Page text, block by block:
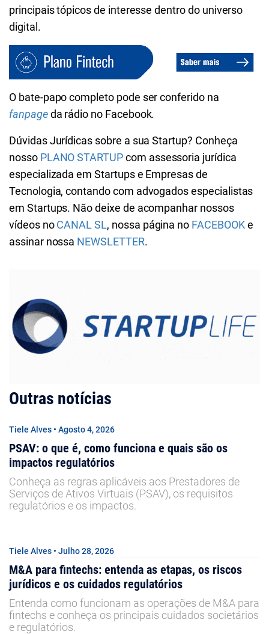
principais tópicos de interesse dentro do universo
digital.
O bate-papo completo pode ser conferido na
fanpageda rádio no Facebook.
Dúvidas Jurídicas sobre a sua Startup? Conheça
nosso PLANO STARTUPcom assessoria jurídica
especializada em Startups e Empresas de
Tecnologia, contando com advogados especialistas
em Startups. Não deixe de acompanhar nossos
vídeos noCANAL SL, nossa página no FACEBOOKe
assinar nossa NEWSLETTER.
Outras notícias
Tiele Alves • Agosto 4, 2026
PSAV: o que é, como funciona e quais são os
impactos regulatórios
Conheça as regras aplicáveis aos Prestadores de
Serviços de Ativos Virtuais (PSAV), os requisitos
regulatórios e os impactos.
Tiele Alves • Julho 28, 2026
M&A para fintechs: entenda as etapas, os riscos
jurídicos e os cuidados regulatórios
Entenda como funcionam as operações de M&A para
fintechs e conheça os principais cuidados societários
e regulatórios.